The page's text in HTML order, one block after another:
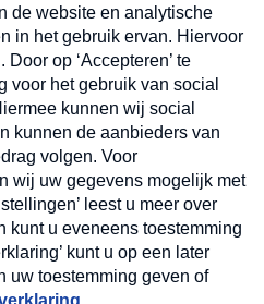
Verzend
op onze
en dinsdagochtend in uw